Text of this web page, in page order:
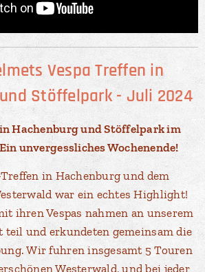
Vespa Treffen in
Stöffelpark - Juli 2024
Hachenburg und Stöffelpark im
unvergessliches Wochenende!
Treffen in Hachenburg und dem
war ein echtes Highlight!
ihren Vespas nahmen an unserem
teil und erkundeten gemeinsam die
Wir fuhren insgesamt 5 Touren
Westerwald, und bei jeder